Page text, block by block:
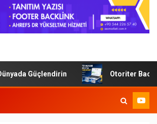
Güçlendirin Otoriter Backlink